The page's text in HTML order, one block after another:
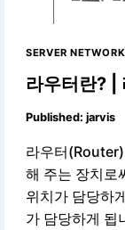
SERVER NETWORK
라우터란? |
Published: jarvis
라우터
해 주는 장치로
위치가 담당하
가 담당하게 됩